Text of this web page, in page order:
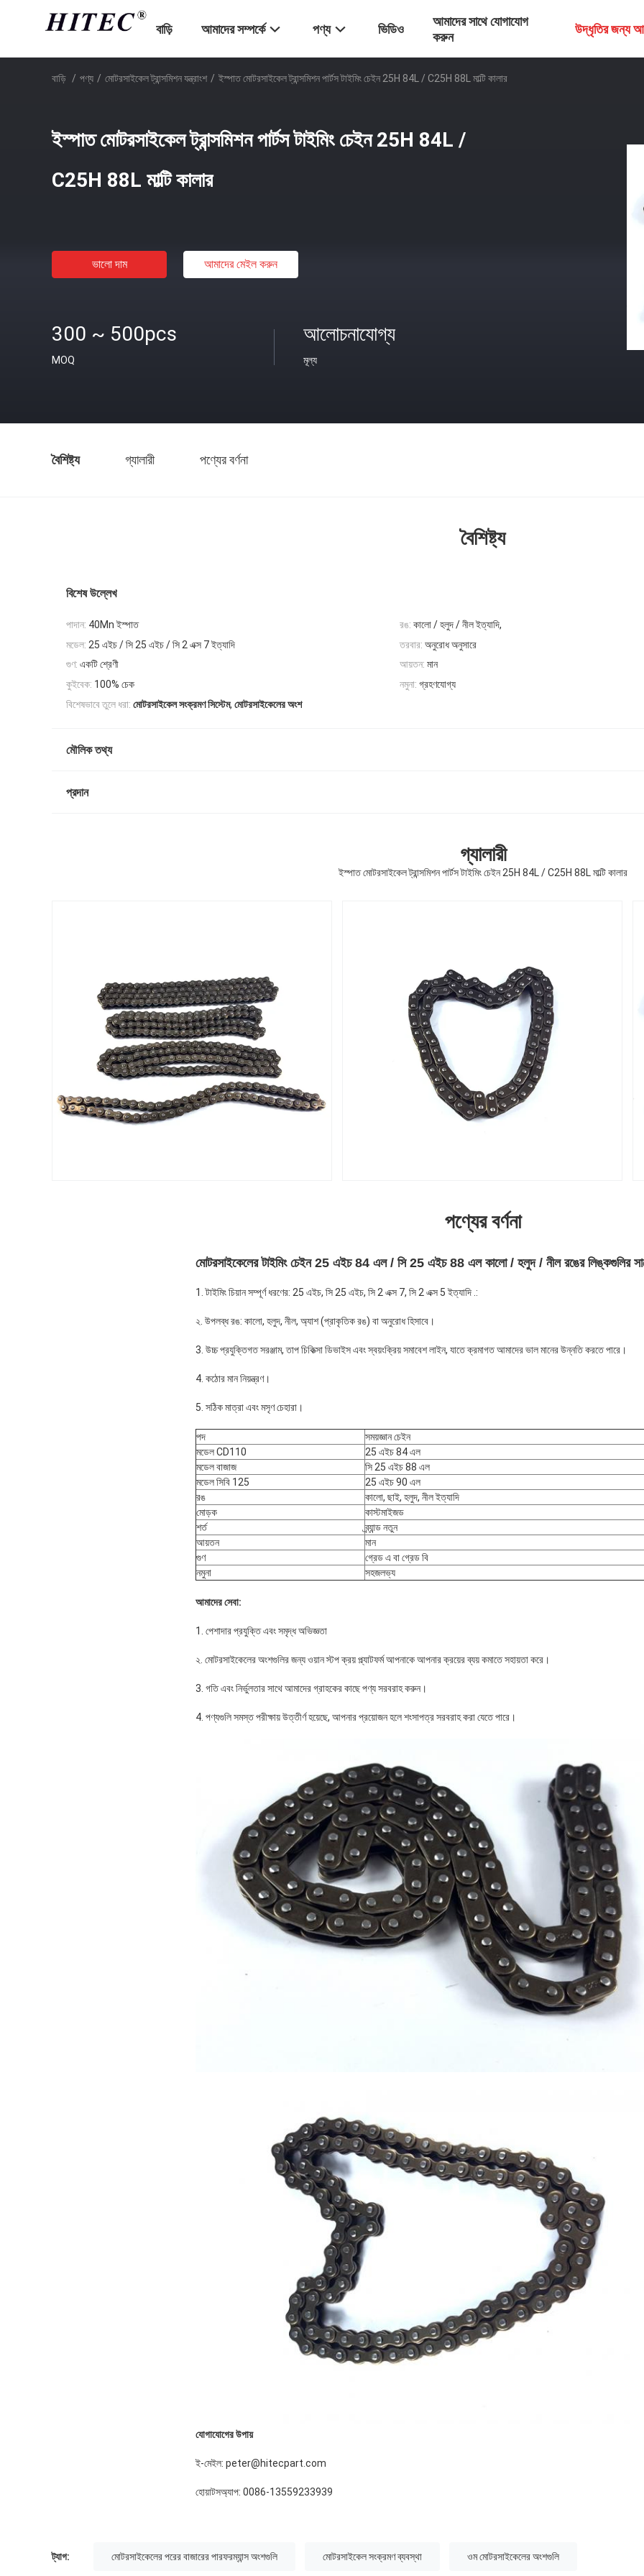
বাড়ি আমাদের সম্পর্কে পণ্য ভিডিও
আমাদের সাথে যোগাযোগ
করুন
উদ্ধৃতির জন্য
বাড়ি / পণ্য / মোটরসাইকেল ট্রান্সমিশন যন্ত্রাংশ / ইস্পাত মোটরসাইকেল ট্রান্সমিশন পার্টস টাইমিং চেইন 25H 84L / C25H 88L মাল্টি কালার
ইস্পাত মোটরসাইকেল ট্রান্সমিশন পার্টস টাইমিং চেইন 25H 84L /
C25H 88L মাল্টি কালার
ভালো দাম আমাদের মেইল ​​করুন
300 ~ 500pcs
MOQ
আলোচনাযোগ্য
মূল্য
বৈশিষ্ট্য গ্যালারী পণ্যের বর্ণনা
বৈশিষ্ট্য
বিশেষ উল্লেখ
পাদান: 40Mn ইস্পাত রঙ: কালো / হলুদ / নীল ইত্যাদি,
মডেল: 25 এইচ / সি 25 এইচ / সি 2 এক্স 7 ইত্যাদি তরবার: অনুরোধ অনুসারে
গুণ: একটি শ্রেণী আয়তন: মান
কুইবেক: 100% চেক নমুনা: গ্রহণযোগ্য
বিশেষভাবে তুলে ধরা: মোটরসাইকেল সংক্রমণ সিস্টেম, মোটরসাইকেলের অংশ
মৌলিক তথ্য
প্রদান
গ্যালারী
ইস্পাত মোটরসাইকেল ট্রান্সমিশন পার্টস টাইমিং চেইন 25H 84L / C25H 88L মাল্টি কালার
পণ্যের বর্ণনা
মোটরসাইকেলের টাইমিং চেইন 25 এইচ 84 এল / সি 25 এইচ 88 এল কালো / হলুদ / নীল রঙের লিঙ্কগুলির
1. টাইমিং চিয়ান সম্পূর্ণ ধরণের: 25 এইচ, সি 25 এইচ, সি 2 এক্স 7, সি 2 এক্স 5 ইত্যাদি .:
২. উপলব্ধ রঙ: কালো, হলুদ, নীল, অ্যাশ (প্রাকৃতিক রঙ) বা অনুরোধ হিসাবে।
3. উচ্চ প্রযুক্তিগত সরঞ্জাম, তাপ চিকিত্সা ডিভাইস এবং স্বয়ংক্রিয় সমাবেশ লাইন, যাতে ক্রমাগত আমাদের ভাল মানের উন্নতি করতে পারে।
4. কঠোর মান নিয়ন্ত্রণ।
5. সঠিক মাত্রা এবং মসৃণ চেহারা।
পদ
সময়জ্ঞান চেইন
মডেল CD110
25 এইচ 84 এল
মডেল বাজাজ
সি 25 এইচ 88 এল
মডেল সিবি 125
25 এইচ 90 এল
রঙ
কালো, ছাই, হলুদ, নীল ইত্যাদি
মোড়ক
কাস্টমাইজড
শর্ত
ব্র্যান্ড নতুন
আয়তন
মান
গুণ
গ্রেড এ বা গ্রেড বি
নমুনা
সহজলভ্য
আমাদের সেবা:
1. পেশাদার প্রযুক্তি এবং সমৃদ্ধ অভিজ্ঞতা
২. মোটরসাইকেলের অংশগুলির জন্য ওয়ান স্টপ ক্রয় প্ল্যাটফর্ম আপনাকে আপনার ক্রয়ের ব্যয় কমাতে সহায়তা করে।
3. গতি এবং নির্ভুলতার সাথে আমাদের গ্রাহকের কাছে পণ্য সরবরাহ করুন।
4. পণ্যগুলি সমস্ত পরীক্ষায় উত্তীর্ণ হয়েছে, আপনার প্রয়োজন হলে শংসাপত্র সরবরাহ করা যেতে পারে।
যোগাযোগের উপায়
ই-মেইল: peter@hitecpart.com
হোয়াটসঅ্যাপ: 0086-13559233939
ট্যাগ: মোটরসাইকেলের পরের বাজারের পারফরম্যান্স অংশগুলি মোটরসাইকেল সংক্রমণ ব্যবস্থা ওম মোটরসাইকেলের অংশগুলি